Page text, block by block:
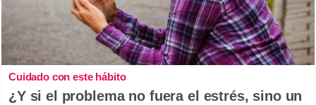
Cuidado con este hábito
¿Y si el problema no fuera el estrés, sino un